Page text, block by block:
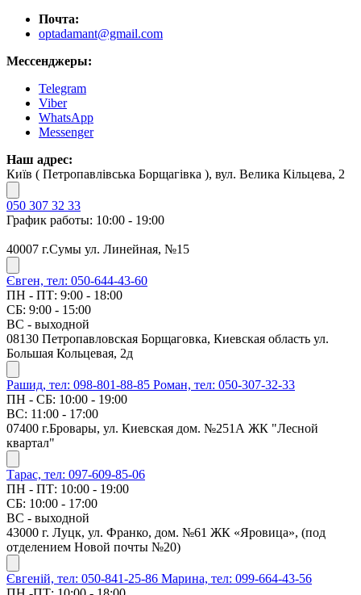
Почта:
optadamant@gmail.com
Мессенджеры:
Telegram
Viber
WhatsApp
Messenger
Наш адрес:
Київ ( Петропавлівська Борщагівка ), вул. Велика Кільцева, 2
050 307 32 33
График работы: 10:00 - 19:00
40007 г.Сумы ул. Линейная, №15
Євген, тел: 050-644-43-60
ПН - ПТ: 9:00 - 18:00
СБ: 9:00 - 15:00
ВС - выходной
08130 Петропавловская Борщаговка, Киевская область ул.
Большая Кольцевая, 2д
Рашид, тел: 098-801-88-85 Роман, тел: 050-307-32-33
ПН - СБ: 10:00 - 19:00
ВС: 11:00 - 17:00
07400 г.Бровары, ул. Киевская дом. №251А ЖК "Лесной
квартал"
Тарас, тел: 097-609-85-06
ПН - ПТ: 10:00 - 19:00
СБ: 10:00 - 17:00
ВС - выходной
43000 г. Луцк, ул. Франко, дом. №61 ЖК «Яровица», (под
отделением Новой почты №20)
Євгеній, тел: 050-841-25-86 Марина, тел: 099-664-43-56